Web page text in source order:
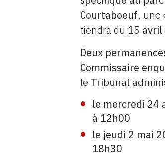
Courtaboeuf, une
tiendra du 15 avril
Deux
Commissaire
le Tribunal
le mercredi 24
à 12h00
le jeudi 2 mai
18h30